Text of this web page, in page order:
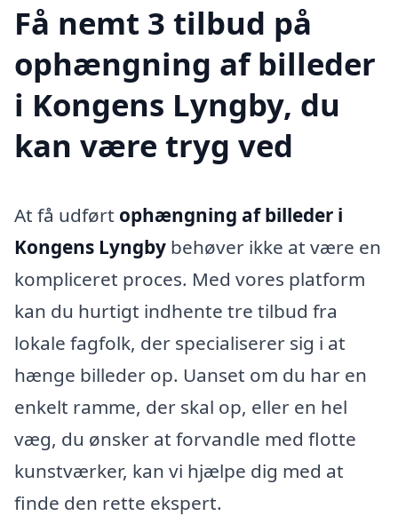
Få nemt 3 tilbud på
ophængning af billeder
i Kongens Lyngby, du
kan være tryg ved
At få udført ophængning af billeder i
Kongens Lyngby behøver ikke at være en
kompliceret proces. Med vores platform
kan du hurtigt indhente tre tilbud fra
lokale fagfolk, der specialiserer sig i at
hænge billeder op. Uanset om du har en
enkelt ramme, der skal op, eller en hel
væg, du ønsker at forvandle med flotte
kunstværker, kan vi hjælpe dig med at
finde den rette ekspert.